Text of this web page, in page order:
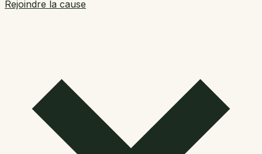
Rejoindre la cause